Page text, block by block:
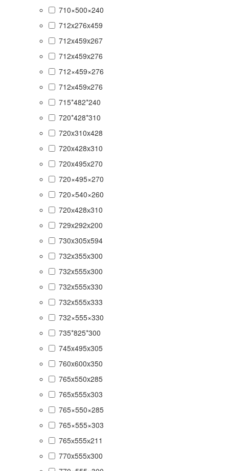
710×500×240
712x276x459
712x459x267
712x459x276
712×459×276
712х459х276
715*482*240
720*428*310
720x310x428
720x428x310
720x495x270
720×495×270
720×540×260
720х428х310
729x292x200
730x305x594
732x355x300
732x555x300
732x555x330
732x555x333
732×555×330
735*825*300
745x495x305
760x600x350
765x550x285
765x555x303
765×550×285
765×555×303
765х555х211
770x555x300